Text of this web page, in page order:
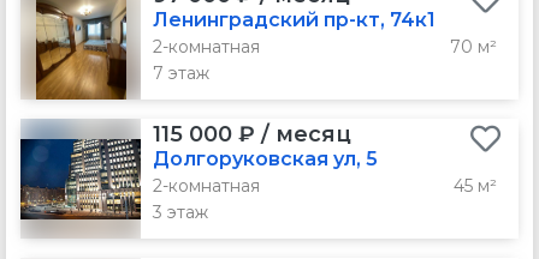
Ленинградский пр-кт, 74к1
2-комнатная
70 м²
7 этаж
115 000 ₽ / месяц
Долгоруковская ул, 5
2-комнатная
45 м²
3 этаж